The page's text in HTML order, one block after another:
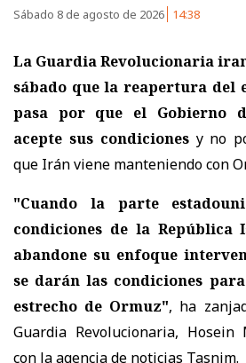
Sábado 8 de agosto de 2026 14:38
La Guardia Revolucionaria
sábado que la reapertura del
pasa por que el Gobierno
acepte sus condicionesy no
que Irán viene manteniendo con
"Cuando la parte
condiciones de la República
abandone su enfoque
se darán las condiciones
estrecho de Ormuz", ha
Guardia Revolucionaria, Hosein
con la agencia de noticias Tasnim.